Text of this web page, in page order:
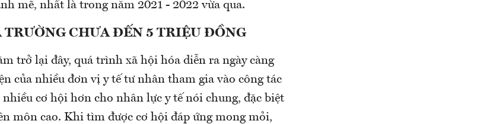
mẽ, nhất là trong năm 2021 - 2022 vừa qua.
TRƯỜNG CHƯA ĐẾN 5 TRIỆU ĐỒNG
trở lại đây, quá trình xã hội hóa diễn ra ngày càng
của nhiều đơn vị y tế tư nhân tham gia vào công tác
cơ hội hơn cho nhân lực y tế nói chung, đặc biệt
môn cao. Khi tìm được cơ hội đáp ứng mong mỏi,